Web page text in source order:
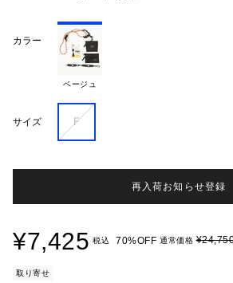
カラー
ベージュ
サイズ Ｆ
再入荷お知らせ登録
¥7,425 税込 70%OFF 通常価格
取り寄せ